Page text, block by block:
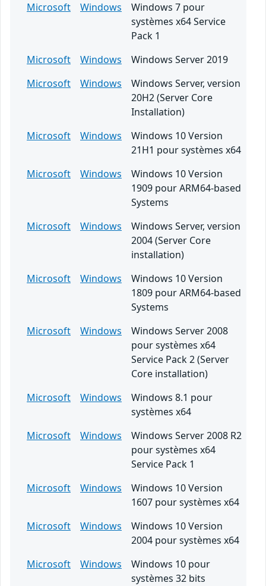
Microsoft
Windows
Windows 7 pour
systèmes x64 Service
Pack 1
Microsoft
Windows
Windows Server 2019
Microsoft
Windows
Windows Server, version
20H2 (Server Core
Installation)
Microsoft
Windows
Windows 10 Version
21H1 pour systèmes x64
Microsoft
Windows
Windows 10 Version
1909 pour ARM64-based
Systems
Microsoft
Windows
Windows Server, version
2004 (Server Core
installation)
Microsoft
Windows
Windows 10 Version
1809 pour ARM64-based
Systems
Microsoft
Windows
Windows Server 2008
pour systèmes x64
Service Pack 2 (Server
Core installation)
Microsoft
Windows
Windows 8.1 pour
systèmes x64
Microsoft
Windows
Windows Server 2008 R2
pour systèmes x64
Service Pack 1
Microsoft
Windows
Windows 10 Version
1607 pour systèmes x64
Microsoft
Windows
Windows 10 Version
2004 pour systèmes x64
Microsoft
Windows
Windows 10 pour
systèmes 32 bits